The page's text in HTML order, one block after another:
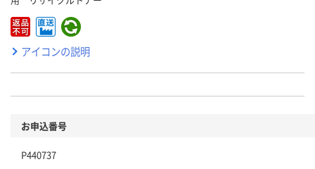
アイコンの説明
お申込番号
P440737